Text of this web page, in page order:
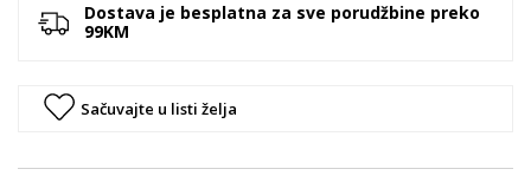
Dostava je besplatna za sve porudžbine preko
99KM
Sačuvajte u listi želja